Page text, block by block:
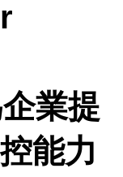
業提
能力